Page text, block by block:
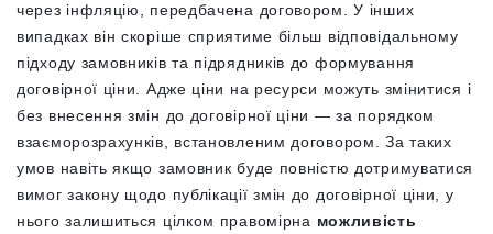
через інфляцію, передбачена договором. У інших
випадках він скоріше сприятиме більш відповідальному
підходу замовників та підрядників до формування
договірної ціни. Адже ціни на ресурси можуть змінитися і
без внесення змін до договірної ціни — за порядком
взаєморозрахунків, встановленим договором. За таких
умов навіть якщо замовник буде повністю дотримуватися
вимог закону щодо публікації змін до договірної ціни, у
нього залишиться цілком правомірна можливість